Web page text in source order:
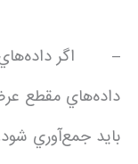
– اگر داده‌هاي
داده‌هاي مقطع
بايد جمع‌آوري